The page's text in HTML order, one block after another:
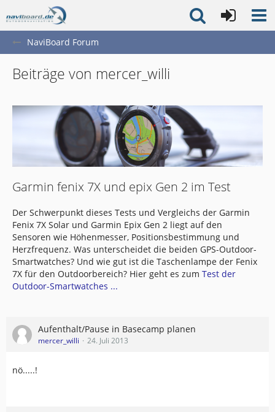
NaviBoard Forum
Beiträge von mercer_willi
Garmin fenix 7X und epix Gen 2 im Test
Der Schwerpunkt dieses Tests und Vergleichs der Garmin
Fenix 7X Solar und Garmin Epix Gen 2 liegt auf den
Sensoren wie Höhenmesser, Positionsbestimmung und
Herzfrequenz. Was unterscheidet die beiden GPS-Outdoor-
Smartwatches? Und wie gut ist die Taschenlampe der Fenix
7X für den Outdoorbereich? Hier geht es zum Test der
Outdoor-Smartwatches ...
Aufenthalt/Pause in Basecamp planen
mercer_willi 24. Juli 2013
nö.....!